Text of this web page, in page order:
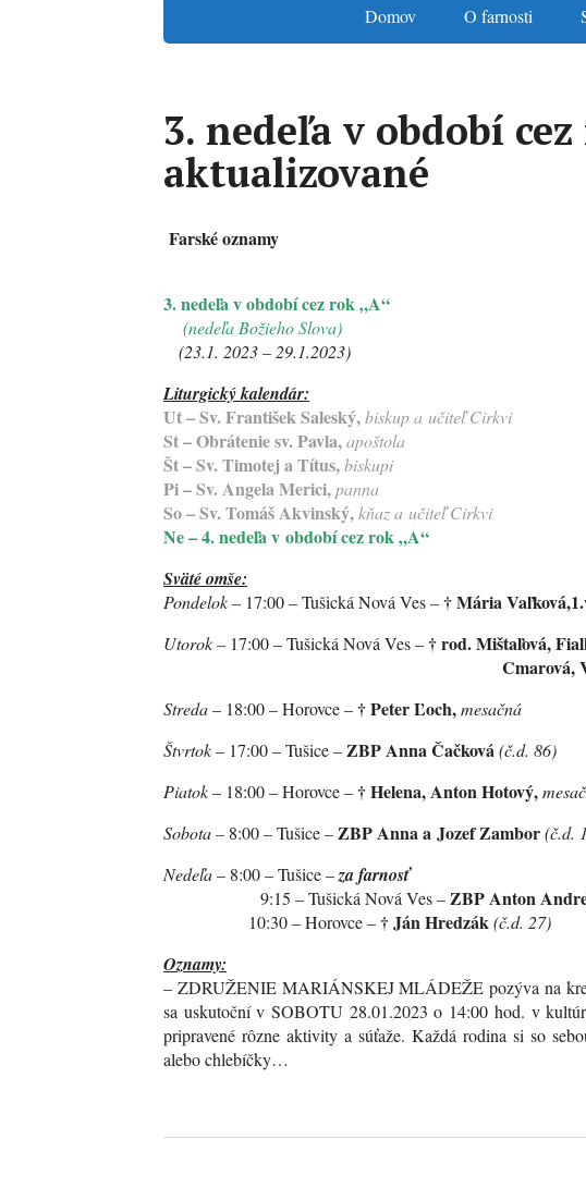
Domov O farnosti
3. nedeľa v období cez
aktualizované
Farské oznamy
3. nedeľa v období cez rok „A“
(nedeľa Božieho Slova)
(23.1. 2023 – 29.1.2023)
Liturgický kalendár:
Ut – Sv. František Saleský,biskup a učiteľ Cirkvi
St – Obrátenie sv. Pavla,apoštola
Št – Sv. Timotej a Títus,biskupi
Pi – Sv. Angela Merici,panna
So – Sv. Tomáš Akvinský,kňaz a učiteľ Cirkvi
Ne – 4. nedeľa v období cez rok „A“
Sväté omše:
Pondelok– 17:00 – Tušická Nová Ves –†Mária
Utorok – 17:00 – Tušická Nová Ves –†rod. Mištaľová,
Cmarová,
Streda– 18:00 – Horovce –†Peter Ľoch,mesačná
Štvrtok– 17:00 – Tušice –ZBP Anna Čačková(č.d. 86)
Piatok– 18:00 – Horovce –†Helena, Anton Hotový,
Sobota – 8:00 – Tušice –ZBP Anna a Jozef Zambor(č.d.
Nedeľa– 8:00 – Tušice –za farnosť
9:15 – Tušická Nová Ves –ZBP Anton
10:30 – Horovce –†Ján Hredzák(č.d. 27)
Oznamy:
– ZDRUŽENIE MARIÁNSKEJ MLÁDEŽE pozýva na
sa uskutoční v SOBOTU 28.01.2023 o 14:00 hod. v
pripravené rôzne aktivity a súťaže. Každá rodina si so
alebo chlebíčky…